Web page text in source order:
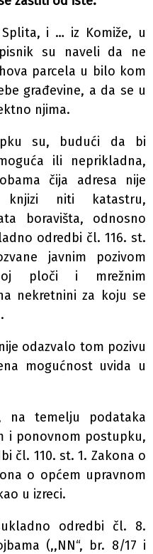
i … iz Komiže, u
su naveli da ne
parcela u bilo kom
građevine, a da se u
njima.
su, budući da bi
ili neprikladna,
čija adresa nije
knjizi niti katastru,
boravišta, odnosno
odredbi čl. 116. st.
javnim pozivom
ploči i mrežnim
nekretnini za koju se
odazvalo tom pozivu
mogućnost uvida u
na temelju podataka
i ponovnom postupku,
čl. 110. st. 1. Zakona o
o općem upravnom
u izreci.
odredbi čl. 8.
(,,NN“, br. 8/17 i